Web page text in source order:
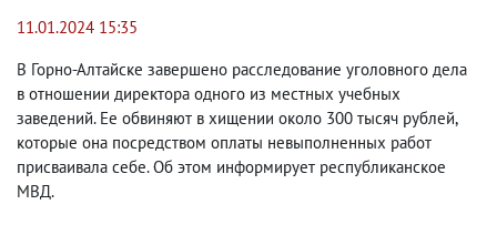
11.01.2024 15:35
В Горно-Алтайске завершено расследование уголовного дела
в отношении директора одного из местных учебных
заведений. Ее обвиняют в хищении около 300 тысяч рублей,
которые она посредством оплаты невыполненных работ
присваивала себе. Об этом информирует республиканское
МВД.